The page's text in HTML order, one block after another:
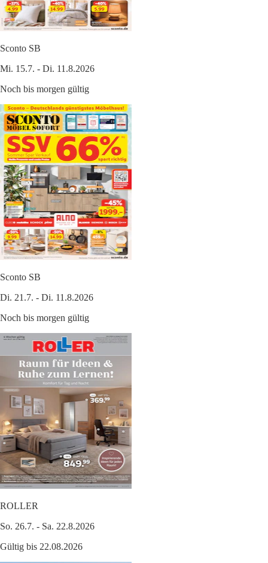
Sconto SB
Mi. 15.7. - Di. 11.8.2026
Noch bis morgen gültig
Sconto SB
Di. 21.7. - Di. 11.8.2026
Noch bis morgen gültig
ROLLER
So. 26.7. - Sa. 22.8.2026
Gültig bis 22.08.2026